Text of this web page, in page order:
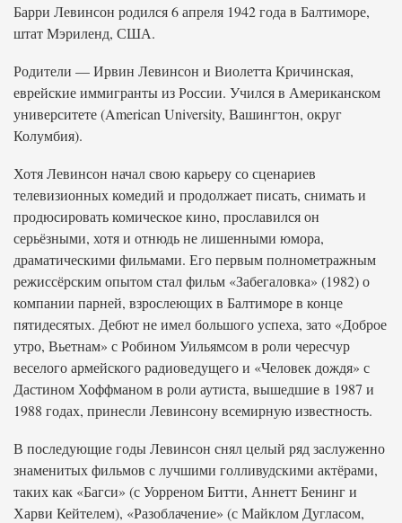
Барри Левинсон родился 6 апреля 1942 года в Балтиморе,
штат Мэриленд, США.
Родители — Ирвин Левинсон и Виолетта Кричинская,
еврейские иммигранты из России. Учился в Американском
университете (American University, Вашингтон, округ
Колумбия).
Хотя Левинсон начал свою карьеру со сценариев
телевизионных комедий и продолжает писать, снимать и
продюсировать комическое кино, прославился он
серьёзными, хотя и отнюдь не лишенными юмора,
драматическими фильмами. Его первым полнометражным
режиссёрским опытом стал фильм «Забегаловка» (1982) о
компании парней, взрослеющих в Балтиморе в конце
пятидесятых. Дебют не имел большого успеха, зато «Доброе
утро, Вьетнам» с Робином Уильямсом в роли чересчур
веселого армейского радиоведущего и «Человек дождя» с
Дастином Хоффманом в роли аутиста, вышедшие в 1987 и
1988 годах, принесли Левинсону всемирную известность.
В последующие годы Левинсон снял целый ряд заслуженно
знаменитых фильмов с лучшими голливудскими актёрами,
таких как «Багси» (с Уорреном Битти, Аннетт Бенинг и
Харви Кейтелем), «Разоблачение» (с Майклом Дугласом,